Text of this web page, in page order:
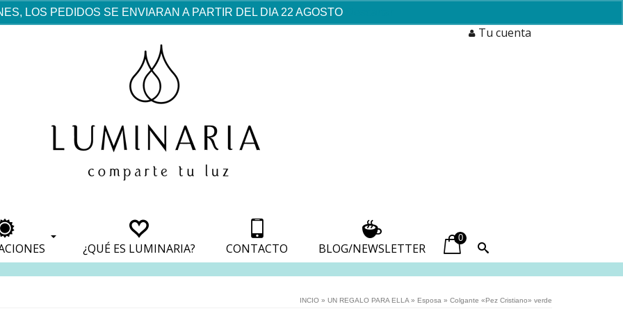
LOS PEDIDOS SE ENVIARAN A PARTIR DEL DIA 22 AGOSTO
Tu cuenta
avec une analyse de son
¿QUÉ ES LUMINARIA? CONTACTO BLOG/NEWSLETTER
0
INCIO » UN REGALO PARA ELLA » Esposa » Colgante «Pez Cristiano» verde